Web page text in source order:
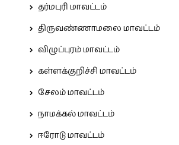
தர்மபுரி மாவட்டம்
திருவண்ணாமலை மாவட்டம்
விழுப்புரம் மாவட்டம்
கள்ளக்குறிச்சி மாவட்டம்
சேலம் மாவட்டம்
நாமக்கல் மாவட்டம்
ஈரோடு மாவட்டம்